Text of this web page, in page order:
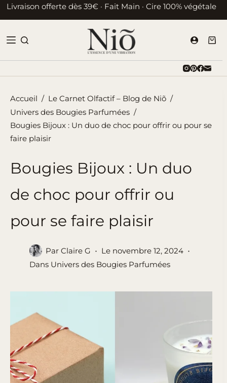
Passer
au
Livraison offerte dès 39€ · Fait Main · Cire 100% végétale
Accueil / Le Carnet Olfactif – Blog de Niõ /
Univers des Bougies Parfumées /
Bougies Bijoux : Un duo de choc pour offrir ou pour se
faire plaisir
Bougies Bijoux : Un duo
de choc pour offrir ou
pour se faire plaisir
Par Claire G Le novembre 12, 2024
Dans Univers des Bougies Parfumées